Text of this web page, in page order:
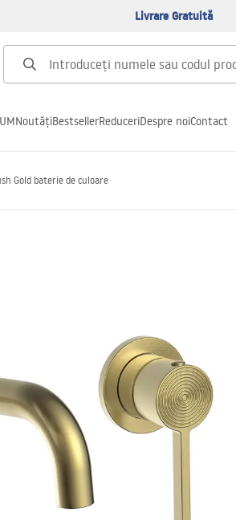
Livrare Gratuită
NoutățiBestsellerReduceriDespre noiContact
Gold baterie de culoare